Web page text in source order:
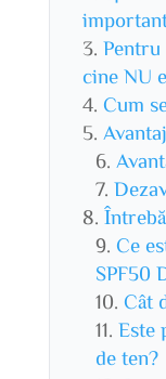
cine NU
Cum
Ce
SPF50
Cât
Este
de ten?